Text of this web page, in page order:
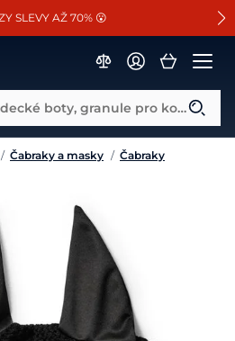
na vše od Cassini!
SLEVY AŽ 70% 😮
k vybraným sedlům ZDARMA 🐴
Co hledáte? Např. jezdecké boty, granule pro koně...
/ Čabraky a masky / Čabraky